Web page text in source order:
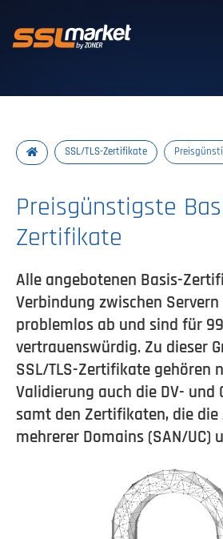
SSL/TLS-Zertifikate
Preisgünstigste
Zertifikate
Alle angebotenen Basis-
Verbindung zwischen
problemlos ab und sind für
vertrauenswürdig. Zu dieser
SSL/TLS-Zertifikate gehören
Validierung auch die DV- und
samt den Zertifikaten, die die
mehrerer Domains (SAN/UC)